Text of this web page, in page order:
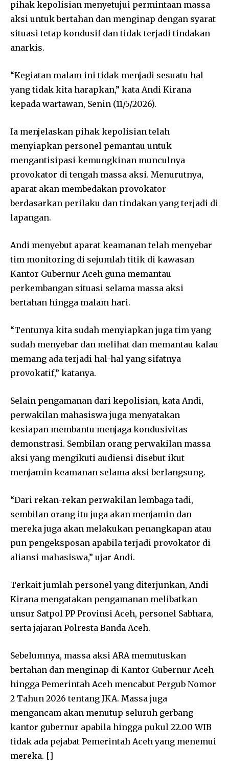
pihak kepolisian menyetujui permintaan massa
aksi untuk bertahan dan menginap dengan syarat
situasi tetap kondusif dan tidak terjadi tindakan
anarkis.
“Kegiatan malam ini tidak menjadi sesuatu hal
yang tidak kita harapkan,” kata Andi Kirana
kepada wartawan, Senin (11/5/2026).
Ia menjelaskan pihak kepolisian telah
menyiapkan personel pemantau untuk
mengantisipasi kemungkinan munculnya
provokator di tengah massa aksi. Menurutnya,
aparat akan membedakan provokator
berdasarkan perilaku dan tindakan yang terjadi di
lapangan.
Andi menyebut aparat keamanan telah menyebar
tim monitoring di sejumlah titik di kawasan
Kantor Gubernur Aceh guna memantau
perkembangan situasi selama massa aksi
bertahan hingga malam hari.
“Tentunya kita sudah menyiapkan juga tim yang
sudah menyebar dan melihat dan memantau kalau
memang ada terjadi hal-hal yang sifatnya
provokatif,” katanya.
Selain pengamanan dari kepolisian, kata Andi,
perwakilan mahasiswa juga menyatakan
kesiapan membantu menjaga kondusivitas
demonstrasi. Sembilan orang perwakilan massa
aksi yang mengikuti audiensi disebut ikut
menjamin keamanan selama aksi berlangsung.
“Dari rekan-rekan perwakilan lembaga tadi,
sembilan orang itu juga akan menjamin dan
mereka juga akan melakukan penangkapan atau
pun pengeksposan apabila terjadi provokator di
aliansi mahasiswa,” ujar Andi.
Terkait jumlah personel yang diterjunkan, Andi
Kirana mengatakan pengamanan melibatkan
unsur Satpol PP Provinsi Aceh, personel Sabhara,
serta jajaran Polresta Banda Aceh.
Sebelumnya, massa aksi ARA memutuskan
bertahan dan menginap di Kantor Gubernur Aceh
hingga Pemerintah Aceh mencabut Pergub Nomor
2 Tahun 2026 tentang JKA. Massa juga
mengancam akan menutup seluruh gerbang
kantor gubernur apabila hingga pukul 22.00 WIB
tidak ada pejabat Pemerintah Aceh yang menemui
mereka. []